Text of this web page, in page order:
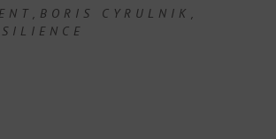
, BORIS CYRULNIK ,